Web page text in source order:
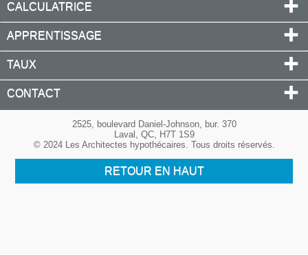
CALCULATRICE
APPRENTISSAGE
TAUX
CONTACT
2525, boulevard Daniel-Johnson, bur. 370
Laval, QC, H7T 1S9
© 2024 Les Architectes hypothécaires. Tous droits réservés.
RETOUR EN HAUT